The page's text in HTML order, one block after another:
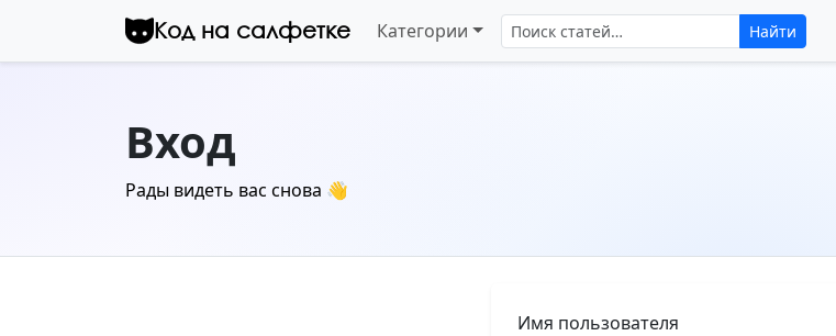
Перейти к контенту
Код на салфетке Категории Поиск по сайту Найти
Вход
Рады видеть вас снова 👋
Имя пользователя